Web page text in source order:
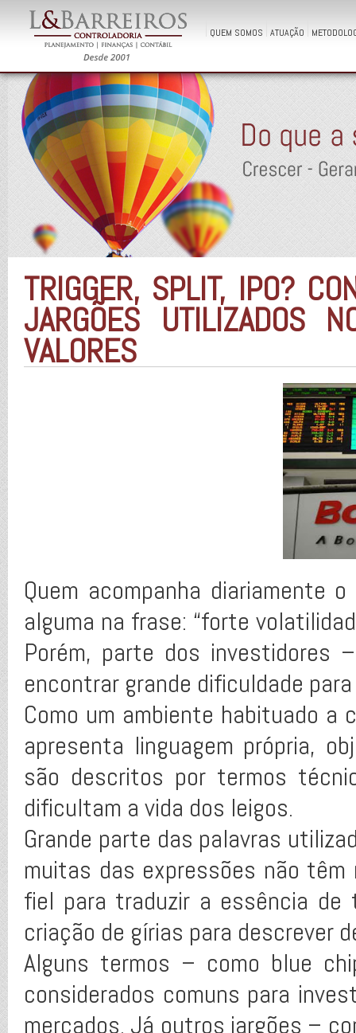
QUEM SOMOS ATUAÇÃO
TRIGGER, SPLIT, IPO?
JARGÕES UTILIZADOS
VALORES
Quem acompanha diariamente
alguma na frase: “forte
Porém, parte dos investidores
encontrar grande dificuldade
Como um ambiente habituado a
apresenta linguagem própria,
são descritos por termos
dificultam a vida dos leigos.
Grande parte das palavras
muitas das expressões não
fiel para traduzir a essência
criação de gírias para descrever
Alguns termos – como blue
considerados comuns para
mercados. Já outros jargões –